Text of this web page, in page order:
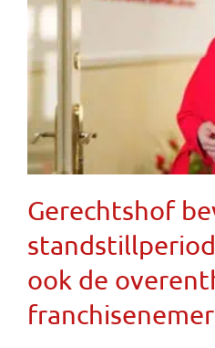
Gerechtshof
ook de
franchisenemer